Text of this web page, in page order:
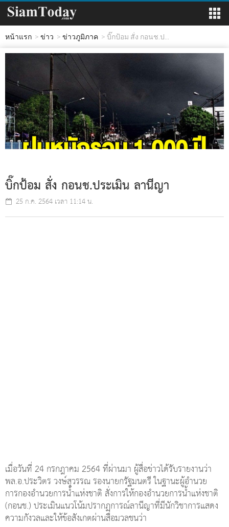
หน้าแรก ข่าว ข่าวภูมิภาค บิ๊กป้อม สั่ง กอนช.ป...
บิ๊กป้อม สั่ง กอนช.ประเมิน ลานีญา
25 ก.ค. 2564 เวลา 11:14 น.
เมื่อวันที่ 24 กรกฎาคม 2564 ที่ผ่านมา ผู้สื่อข่าวได้รับรายงานว่า
พล.อ.ประวิตร วงษ์สุวรรณ รองนายกรัฐมนตรี ในฐานะผู้อำนวย
การกองอำนวยการน้ำแห่งชาติ สั่งการให้กองอำนวยการน้ำแห่งชาติ
(กอนช.) ประเมินแนวโน้มปรากฏการณ์ลานีญาที่มีนักวิชาการแสดง
ความกังวลและให้ข้อสังเกตผ่านสื่อมวลชนว่า